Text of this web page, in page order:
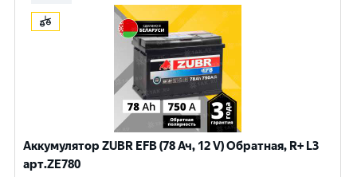
Аккумулятор ZUBR EFB (78 Ач, 12 V) Обратная, R+ L3
арт.ZE780